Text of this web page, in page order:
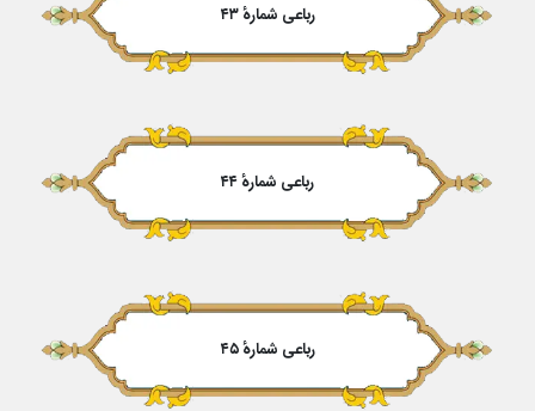
رباعی شمارهٔ ۴۳
رباعی شمارهٔ ۴۴
رباعی شمارهٔ ۴۵